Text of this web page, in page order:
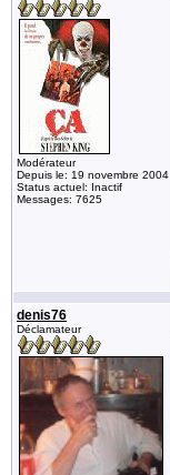
Modérateur
Depuis le: 19 novembre 2004
Status actuel: Inactif
Messages: 7625
denis76
Déclamateur